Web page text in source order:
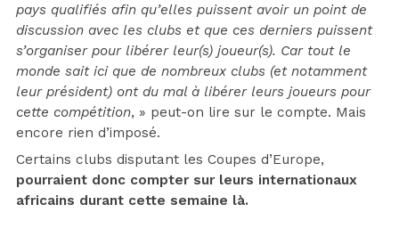
pays qualifiés afin qu’elles puissent avoir un point de
discussion avec les clubs et que ces derniers puissent
s’organiser pour libérer leur(s) joueur(s). Car tout le
monde sait ici que de nombreux clubs (et notamment
leur président) ont du mal à libérer leurs joueurs pour
cette compétition, » peut-on lire sur le compte. Mais
encore rien d’imposé.
Certains clubs disputant les Coupes d’Europe,
pourraient donc compter sur leurs internationaux
africains durant cette semaine là.